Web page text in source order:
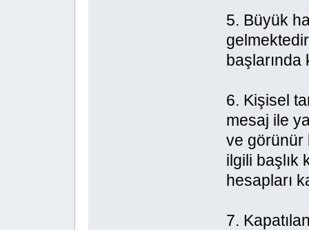
5. Büyük
başlarında
6. Kişisel
mesaj ile
ve görünür
ilgili başlık
hesapları
7.